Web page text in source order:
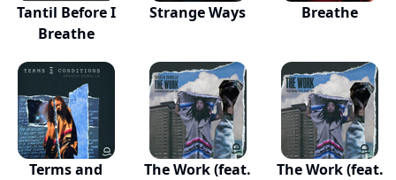
Tantil Before I
Breathe
Strange Ways Breathe
Terms and
The Work (feat.
The Work (feat.